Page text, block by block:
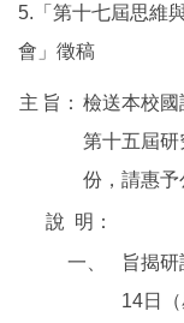
5.「第十七屆思維
會」徵稿
主 旨： 檢送本校
第十五屆
份，請惠予
說 明：
一、
旨揭
14日